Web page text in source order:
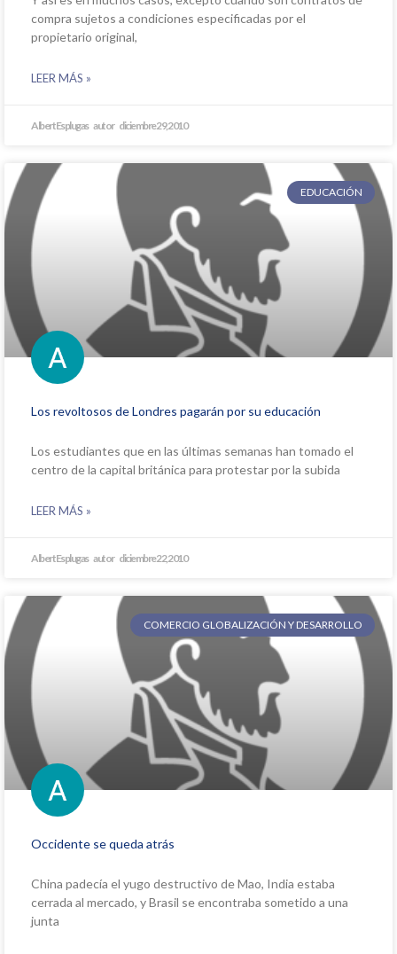
compra sujetos a condiciones especificadas por el
propietario original,
LEER MÁS »
Albert Esplugas diciembre 29, 2010
EDUCACIÓN
Los revoltosos de Londres pagarán por su educación
Los estudiantes que en las últimas semanas han tomado el
centro de la capital británica para protestar por la subida
LEER MÁS »
Albert Esplugas diciembre 22, 2010
COMERCIO GLOBALIZACIÓN Y DESARROLLO
Occidente se queda atrás
China padecía el yugo destructivo de Mao, India estaba
cerrada al mercado, y Brasil se encontraba sometido a una
junta